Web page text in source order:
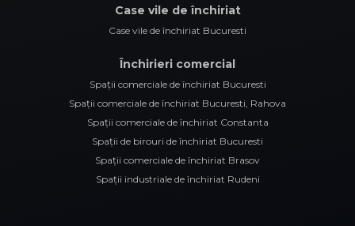
Case vile de închiriat
Case vile de închiriat Bucuresti
Închirieri comercial
Spații comerciale de închiriat Bucuresti
Spații comerciale de închiriat Bucuresti, Rahova
Spații comerciale de închiriat Constanta
Spații de birouri de închiriat Bucuresti
Spații comerciale de închiriat Brasov
Spații industriale de închiriat Rudeni